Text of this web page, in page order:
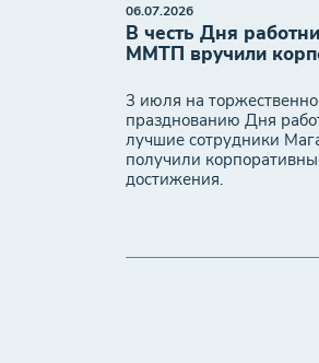
06.07.2026
В честь Дня
ММТП вручили
3 июля на
празднованию Дня
лучшие сотрудники
получили
достижения.